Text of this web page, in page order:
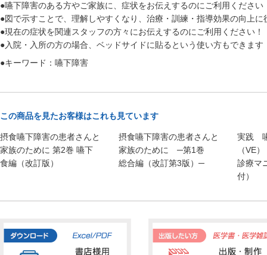
●嚥下障害のある方やご家族に、症状をお伝えするのにご利用ください
●図で示すことで、理解しやすくなり、治療・訓練・指導効果の向上に
●現在の症状を関連スタッフの方々にお伝えするのにご利用ください！
●入院・入所の方の場合、ベッドサイドに貼るという使い方もできます
●キーワード：嚥下障害
この商品を見たお客様はこれも見ています
摂食嚥下障害の患者さんと
家族のために 第2巻 嚥下
食編（改訂版）
摂食嚥下障害の患者さんと
家族のために ─第1巻
総合編（改訂第3版）─
実践
（VE
診療マ
付）